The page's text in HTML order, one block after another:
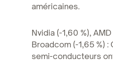
américaines.
Nvidia (-1,60 %),
Broadcom (-1,65 %)
semi-conducteurs